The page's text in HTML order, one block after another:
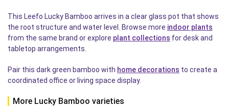
This Leefo Lucky Bamboo arrives in a clear glass pot that shows
the root structure and water level. Browse more indoor plants
from the same brand or explore plant collections for desk and
tabletop arrangements.
Pair this dark green bamboo with home decorations to create a
coordinated office or living space display.
More Lucky Bamboo varieties